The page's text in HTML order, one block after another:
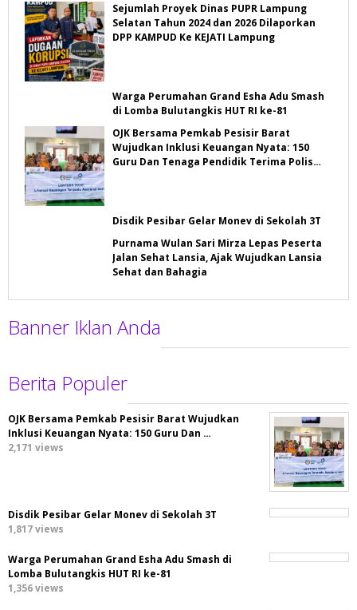
Sejumlah Proyek Dinas PUPR Lampung
Selatan Tahun 2024 dan 2026 Dilaporkan
DPP KAMPUD Ke KEJATI Lampung
Warga Perumahan Grand Esha Adu Smash
di Lomba Bulutangkis HUT RI ke-81
OJK Bersama Pemkab Pesisir Barat
Wujudkan Inklusi Keuangan Nyata: 150
Guru Dan Tenaga Pendidik Terima Polis
Disdik Pesibar Gelar Monev di Sekolah 3T
Purnama Wulan Sari Mirza Lepas Peserta
Jalan Sehat Lansia, Ajak Wujudkan Lansia
Sehat dan Bahagia
Banner Iklan Anda
Berita Populer
OJK Bersama Pemkab Pesisir Barat Wujudkan
Inklusi Keuangan Nyata: 150 Guru Dan …
2,171 views
Disdik Pesibar Gelar Monev di Sekolah 3T
1,817 views
Warga Perumahan Grand Esha Adu Smash di
Lomba Bulutangkis HUT RI ke-81
1,356 views